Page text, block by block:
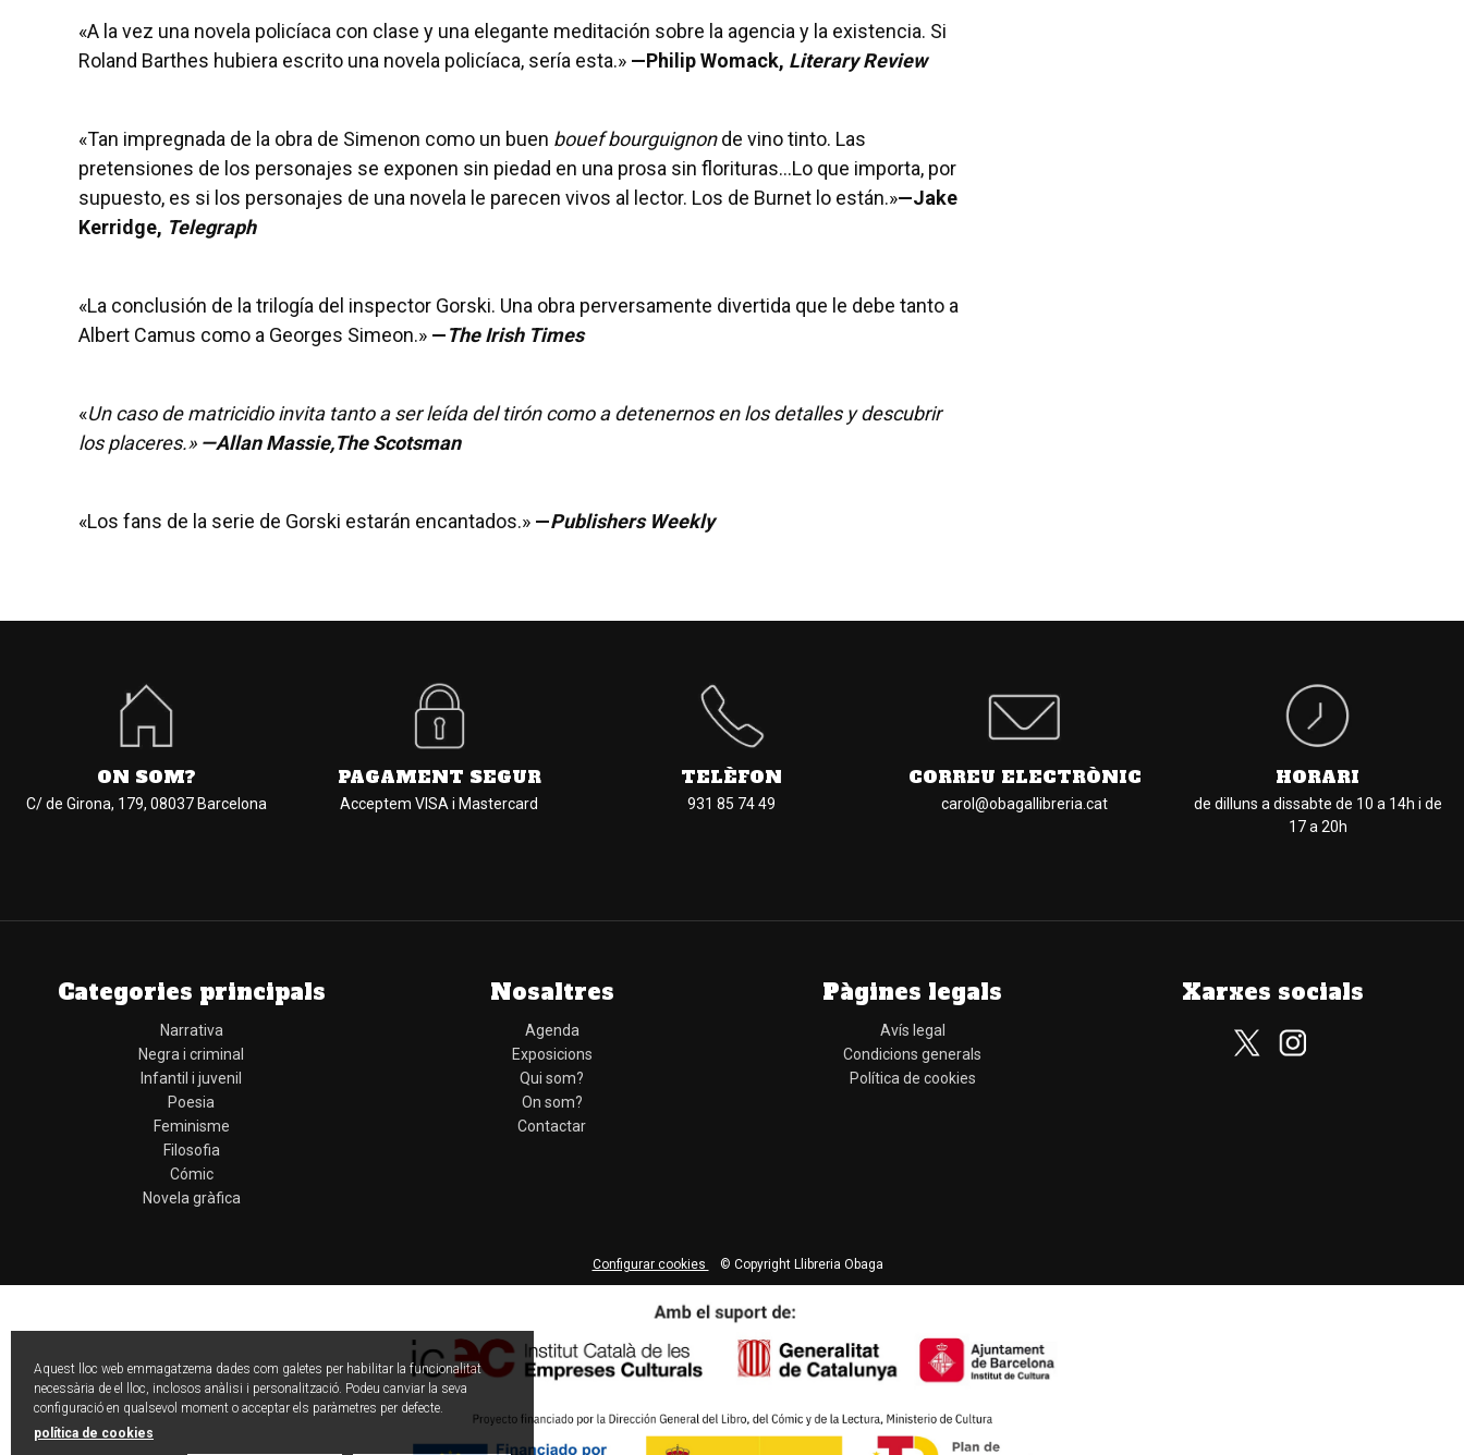
«A la vez una novela policíaca con clase y una elegante meditación sobre la agencia y la existencia. Si
Roland Barthes hubiera escrito una novela policíaca, sería esta.» —Philip Womack, Literary Review
«Tan impregnada de la obra de Simenon como un buen bouef bourguignonde vino tinto. Las
pretensiones de los personajes se exponen sin piedad en una prosa sin florituras...Lo que importa, por
supuesto, es si los personajes de una novela le parecen vivos al lector. Los de Burnet lo están.»—Jake
Kerridge, Telegraph
«La conclusión de la trilogía del inspector Gorski. Una obra perversamente divertida que le debe tanto a
Albert Camus como a Georges Simeon.» —The Irish Times
«Un caso de matricidioinvita tanto a ser leída del tirón como a detenernos en los detalles y descubrir
los placeres.» —Allan Massie,The Scotsman
«Los fans de la serie de Gorski estarán encantados.» —Publishers Weekly
ON SOM?
C/ de Girona, 179, 08037 Barcelona
PAGAMENT SEGUR
Acceptem VISA i Mastercard
TELÈFON
931 85 74 49
CORREU ELECTRÒNIC
carol@obagallibreria.cat
HORARI
de dilluns a dissabte de 10 a 14h i de
17 a 20h
Categories principals
Narrativa
Negra i criminal
Infantil i juvenil
Poesia
Feminisme
Filosofia
Cómic
Novela gràfica
Nosaltres
Agenda
Exposicions
Qui som?
On som?
Contactar
Pàgines legals
Avís legal
Condicions generals
Política de cookies
Xarxes socials
Configurar cookies © Copyright Llibreria Obaga
Aquest lloc web emmagatzema dades com galetes per habilitar la funcionalitat
necessària de el lloc, inclosos anàlisi i personalització. Podeu canviar la seva
configuració en qualsevol moment o acceptar els paràmetres per defecte.
política de cookies
He llegit, comprenc i accepto la